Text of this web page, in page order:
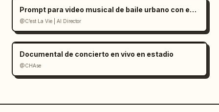
Prompt para video musical de baile urbano con estilo
@C’est La Vie | AI Director
Documental de concierto en vivo en estadio
@CHAse